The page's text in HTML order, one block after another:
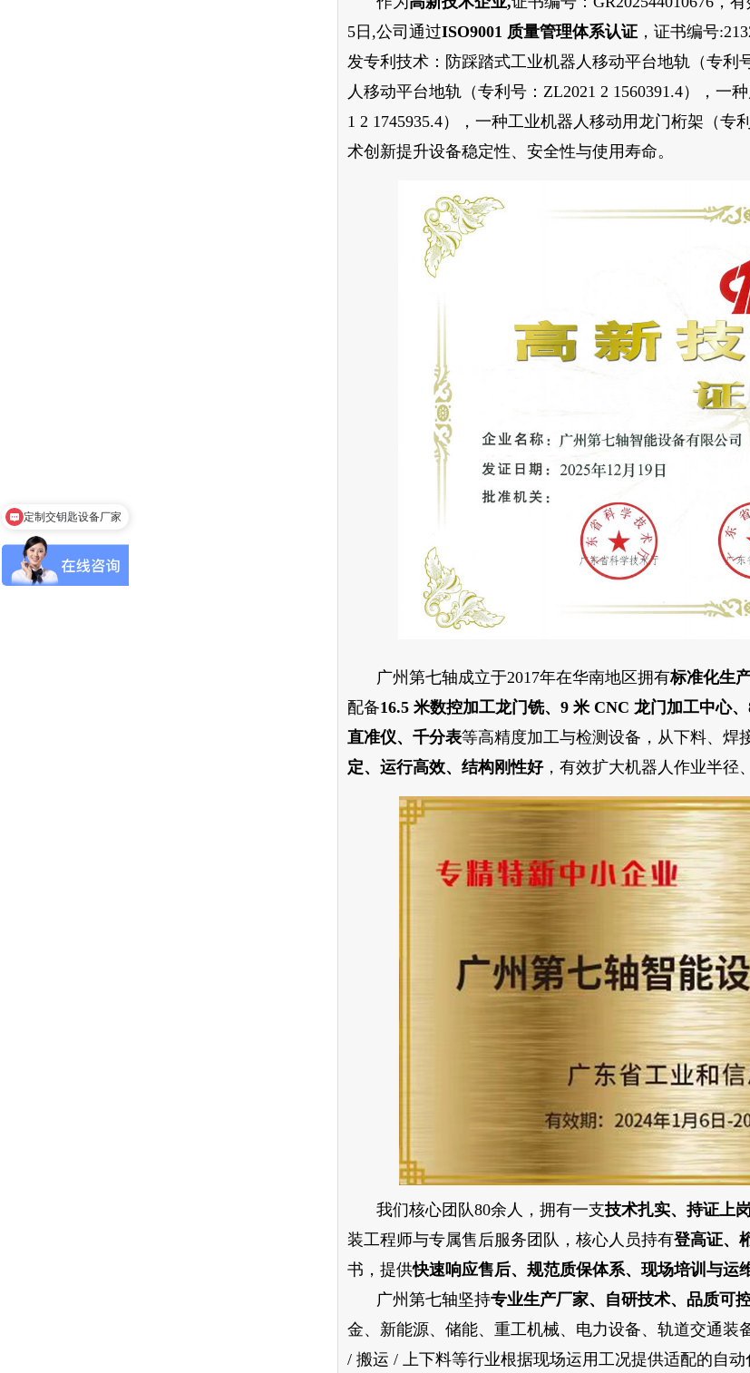
5日,公司通过ISO9001 质量管理体系认证 ，证书编号
发专利技术： 防踩踏式工业机器人移动平台地轨（专利
人移动平台地轨（专利号：ZL2021 2 1560391.4），一
1 2 1745935.4）， 一种工业机器人移动用龙门桁架（专利
术创新提升设备稳定性、安全性与使用寿命。
广州第七轴成立于2017年在华南地区拥有标准化生
配备16.5 米数控加工龙门铣、9 米 CNC 龙门加工中心
直准仪、千分表等高精度加工与检测设备，从下料、焊
定、运行高效、结构刚性好，有效扩大机器人作业半径
我们核心团队80余人，拥有一支技术扎实、持证上岗
装工程师与专属售后服务团队，核心人员持有登高证、
书，提供快速响应售后、规范质保体系、现场培训与运
广州第七轴坚持专业生产厂家、自研技术、品质可
金、新能源、储能、重工机械、电力设备、轨道交通
/ 搬运 / 上下料等行业根据现场运用工况提供适配的自动
沟通提供方案效果图